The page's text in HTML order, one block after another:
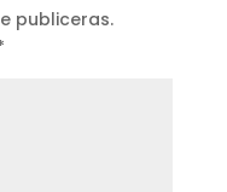
publiceras.